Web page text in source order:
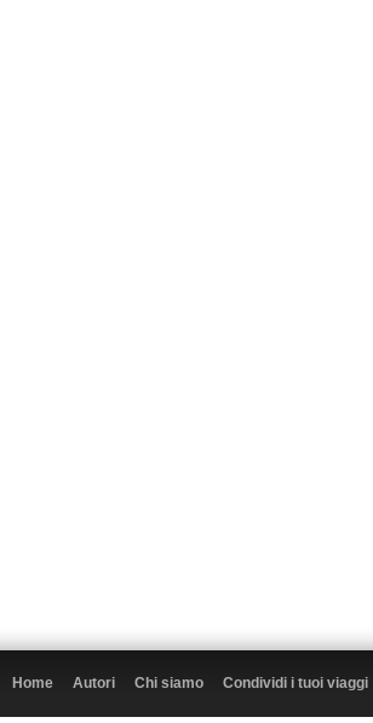
Home Autori Chi siamo Condividi i tuoi viaggi